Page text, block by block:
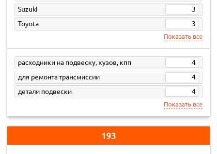
Suzuki
3
Toyota
3
Показать все
расходники на подвеску, кузов, кпп
4
для ремонта трансмиссии
4
детали подвески
4
Показать все
193